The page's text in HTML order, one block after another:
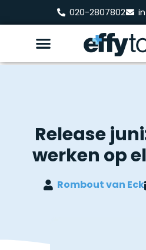
020-2807802
Release
werken op
Rombout van Eck